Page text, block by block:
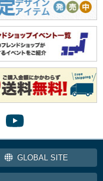
GLOBAL SITE